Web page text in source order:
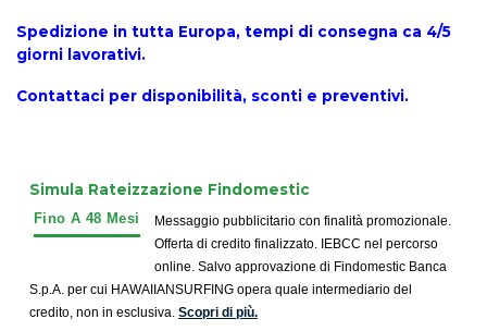
Spedizione in tutta Europa, tempi di consegna ca 4/5
giorni lavorativi.
Contattaci per disponibilità, sconti e preventivi.
Simula Rateizzazione Findomestic
Messaggio pubblicitario con finalità promozionale.
Offerta di credito finalizzato. IEBCC nel percorso
online. Salvo approvazione di Findomestic Banca
S.p.A. per cui HAWAIIANSURFING opera quale intermediario del
credito, non in esclusiva. Scopri di più.